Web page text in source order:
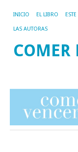
INICIO EL LIBRO
LAS AUTORAS
COMER